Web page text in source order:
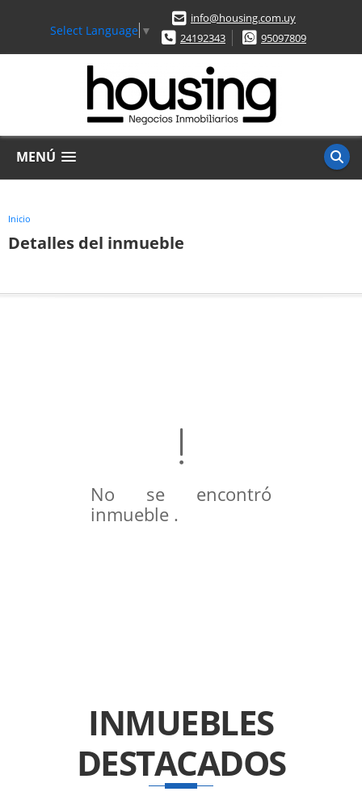
Select Language ▼
info@housing.com.uy
24192343
95097809
MENÚ
Inicio
Detalles del inmueble
No se encontró
inmueble .
INMUEBLES
DESTACADOS